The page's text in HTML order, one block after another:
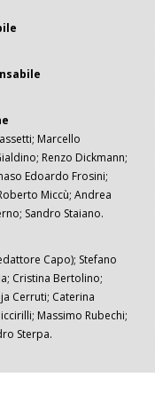
Marcello
Renzo Dickmann;
Edoardo Frosini;
Miccù; Andrea
Sandro Staiano.
Capo); Stefano
Cristina Bertolino;
Cerruti; Caterina
Massimo Rubechi;
Sterpa.